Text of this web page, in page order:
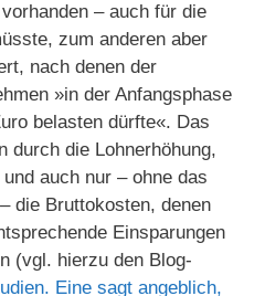
– auch für die
zum anderen aber
nach denen der
»in der Anfangsphase
belasten dürfte«. Das
durch die Lohnerhöhung,
auch nur – ohne das
die Bruttokosten, denen
Einsparungen
(vgl. hierzu den Blog-
Eine sagt angeblich,